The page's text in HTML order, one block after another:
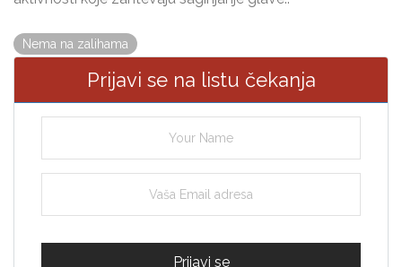
Nema na zalihama
Prijavi se na listu čekanja